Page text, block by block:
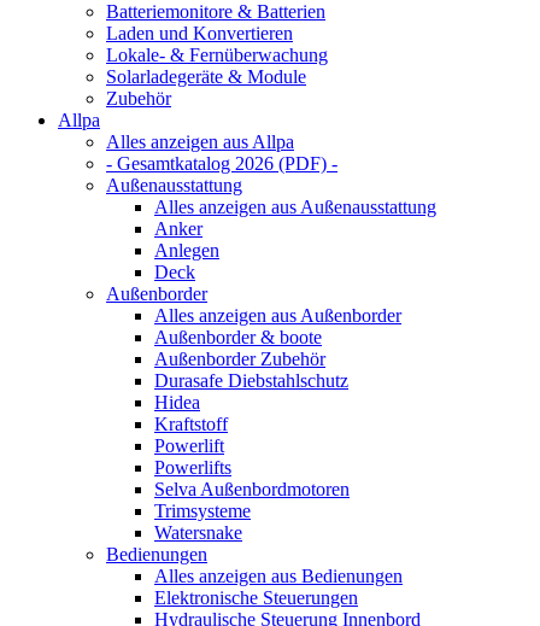
Batteriemonitore & Batterien
Laden und Konvertieren
Lokale- & Fernüberwachung
Solarladegeräte & Module
Zubehör
Allpa
Alles anzeigen aus Allpa
- Gesamtkatalog 2026 (PDF) -
Außenausstattung
Alles anzeigen aus Außenausstattung
Anker
Anlegen
Deck
Außenborder
Alles anzeigen aus Außenborder
Außenborder & boote
Außenborder Zubehör
Durasafe Diebstahlschutz
Hidea
Kraftstoff
Powerlift
Powerlifts
Selva Außenbordmotoren
Trimsysteme
Watersnake
Bedienungen
Alles anzeigen aus Bedienungen
Elektronische Steuerungen
Hydraulische Steuerung Innenbord